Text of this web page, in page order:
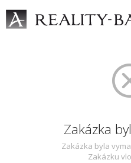
Zakázka
Zakázka byla
Zakázku